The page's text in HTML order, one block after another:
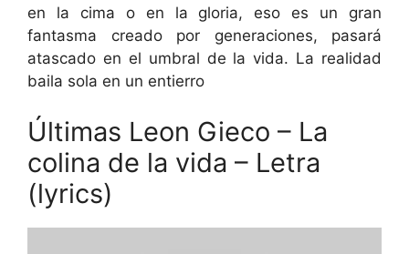
en la cima o en la gloria, eso es un gran
fantasma creado por generaciones, pasará
atascado en el umbral de la vida. La realidad
baila sola en un entierro
Últimas Leon Gieco – La
colina de la vida – Letra
(lyrics)